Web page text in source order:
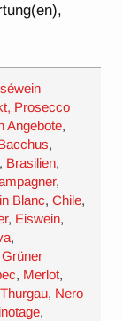
Prosecco
Angebote,
,
, Brasilien,
,
Blanc,Chile,
, Eiswein,
,
Grüner
, Merlot,
, Nero
,